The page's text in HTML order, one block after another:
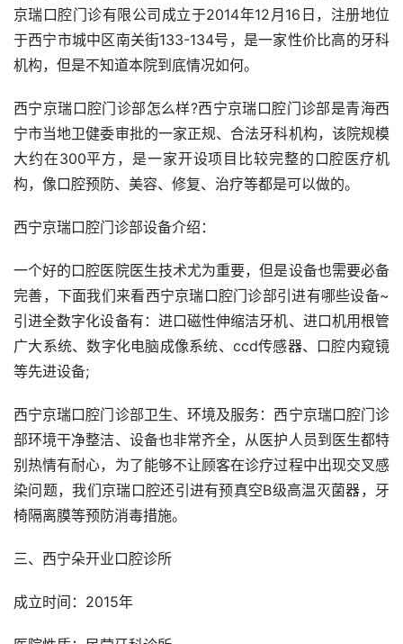
京瑞口腔门诊有限公司成立于2014年12月16日，注册地位
于西宁市城中区南关街133-134号，是一家性价比高的牙科
机构，但是不知道本院到底情况如何。
西宁京瑞口腔门诊部怎么样?西宁京瑞口腔门诊部是青海西
宁市当地卫健委审批的一家正规、合法牙科机构，该院规模
大约在300平方，是一家开设项目比较完整的口腔医疗机
构，像口腔预防、美容、修复、治疗等都是可以做的。
西宁京瑞口腔门诊部设备介绍：
一个好的口腔医院医生技术尤为重要，但是设备也需要必备
完善，下面我们来看西宁京瑞口腔门诊部引进有哪些设备~
引进全数字化设备有：进口磁性伸缩洁牙机、进口机用根管
广大系统、数字化电脑成像系统、ccd传感器、口腔内窥镜
等先进设备;
西宁京瑞口腔门诊部卫生、环境及服务：西宁京瑞口腔门诊
部环境干净整洁、设备也非常齐全，从医护人员到医生都特
别热情有耐心，为了能够不让顾客在诊疗过程中出现交叉感
染问题，我们京瑞口腔还引进有预真空B级高温灭菌器，牙
椅隔离膜等预防消毒措施。
三、西宁朵开业口腔诊所
成立时间：2015年